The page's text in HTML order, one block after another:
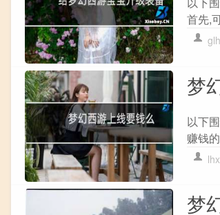
首先,
glh
梦
以下
赚钱
lhx
梦